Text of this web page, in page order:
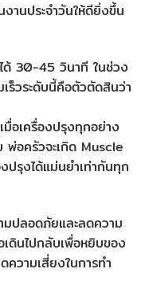
งานประจำวันให้ดียิ่งขึ้น
ด้ 30-45 วินาที ในช่วง
ร็วระดับนี้คือตัวตัดสินว่า
อเครื่องปรุงทุกอย่าง
พ่อครัวจะเกิด Muscle
ปรุงได้แม่นยำเท่ากันทุก
ปลอดภัยและลดความ
ดินไปกลับเพื่อหยิบของ
วามเสี่ยงในการทำ